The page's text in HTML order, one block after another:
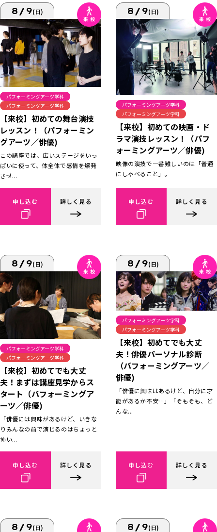
8/9(日)
パフォーミングアーツ学科
パフォーミングアーツ学科
【来校】初めての舞台演技
レッスン！（パフォーミン
グアーツ／俳優)
この講座では、広いステージをいっ
ぱいに使って、体全体で感情を爆発
させ...
申し込む 詳しく見る
8/9(日)
パフォーミングアーツ学科
パフォーミングアーツ学科
【来校】初めての映画・ド
ラマ演技レッスン！（パフ
ォーミングアーツ／俳優)
映像の演技で一番難しいのは「普通
にしゃべること」。
申し込む 詳しく見る
8/9(日)
パフォーミングアーツ学科
パフォーミングアーツ学科
【来校】初めてでも大丈
夫！まずは講座見学からス
タート（パフォーミングア
ーツ／俳優)
「俳優には興味があるけど、いきな
りみんなの前で演じるのはちょっと
怖い...
申し込む 詳しく見る
8/9(日)
パフォーミングアーツ学科
パフォーミングアーツ学科
【来校】初めてでも大丈
夫！俳優パーソナル診断
（パフォーミングアーツ／
俳優)
「俳優に興味はあるけど、自分に才
能があるか不安…」「そもそも、ど
んな...
申し込む 詳しく見る
8/9(日) 8/9(日)